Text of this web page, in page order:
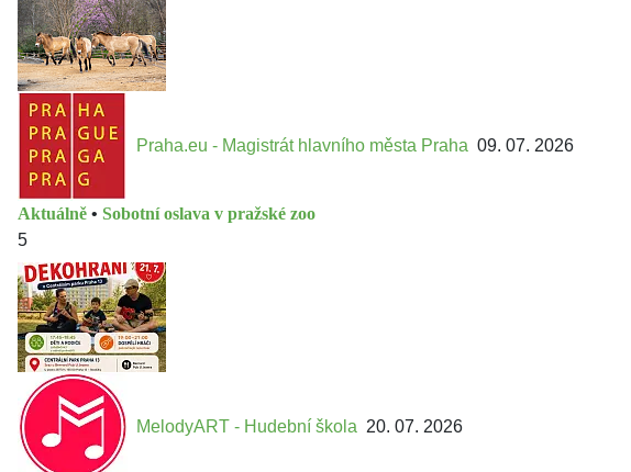
Praha.eu - Magistrát hlavního města Praha 09. 07. 2026
Aktuálně • Sobotní oslava v pražské zoo
5
MelodyART - Hudební škola 20. 07. 2026